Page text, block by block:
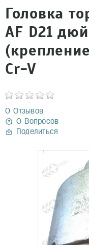
Головка
AF D21
Cr-V
0 Отзывов
0 Вопросов
Поделиться